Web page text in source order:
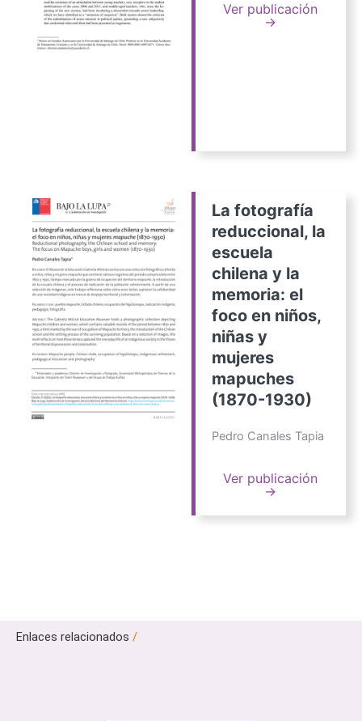
Ver publicación
→
La fotografía
reduccional, la
escuela
chilena y la
memoria: el
foco en niños,
niñas y
mujeres
mapuches
(1870-1930)
Pedro Canales Tapia
Ver publicación
→
Enlaces relacionados /